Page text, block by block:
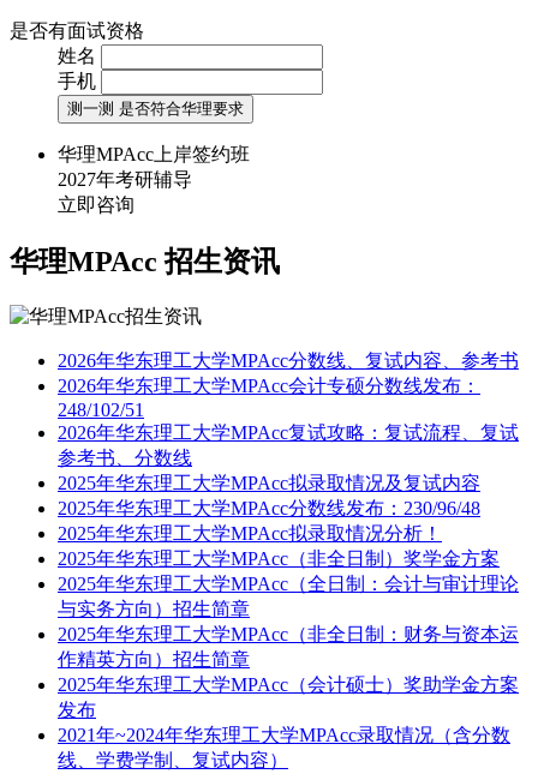
是否有面试资格
姓名
手机
测一测 是否符合华理要求
华理MPAcc上岸签约班
2027年考研辅导
立即咨询
华理MPAcc 招生资讯
2026年华东理工大学MPAcc分数线、复试内容、参考书
2026年华东理工大学MPAcc会计专硕分数线发布：
248/102/51
2026年华东理工大学MPAcc复试攻略：复试流程、复试
参考书、分数线
2025年华东理工大学MPAcc拟录取情况及复试内容
2025年华东理工大学MPAcc分数线发布：230/96/48
2025年华东理工大学MPAcc拟录取情况分析！
2025年华东理工大学MPAcc（非全日制）奖学金方案
2025年华东理工大学MPAcc（全日制：会计与审计理论
与实务方向）招生简章
2025年华东理工大学MPAcc（非全日制：财务与资本运
作精英方向）招生简章
2025年华东理工大学MPAcc（会计硕士）奖助学金方案
发布
2021年~2024年华东理工大学MPAcc录取情况（含分数
线、学费学制、复试内容）